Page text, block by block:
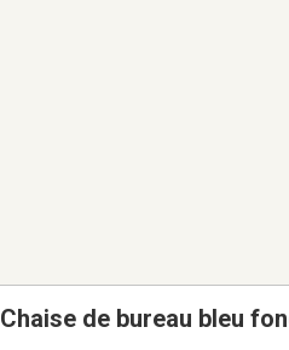
Chaise de bureau bleu